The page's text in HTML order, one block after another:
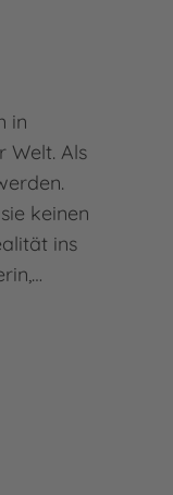
in
Welt. Als
keinen
ins